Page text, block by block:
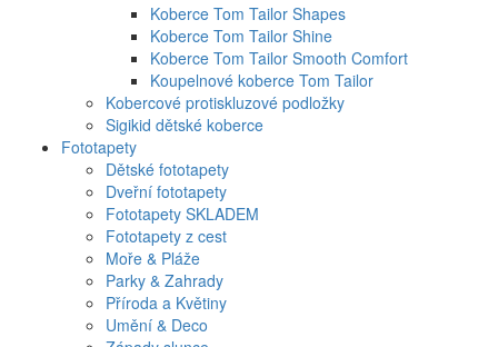
Koberce Tom Tailor Shapes
Koberce Tom Tailor Shine
Koberce Tom Tailor Smooth Comfort
Koupelnové koberce Tom Tailor
Kobercové protiskluzové podložky
Sigikid dětské koberce
Fototapety
Dětské fototapety
Dveřní fototapety
Fototapety SKLADEM
Fototapety z cest
Moře & Pláže
Parky & Zahrady
Příroda a Květiny
Umění & Deco